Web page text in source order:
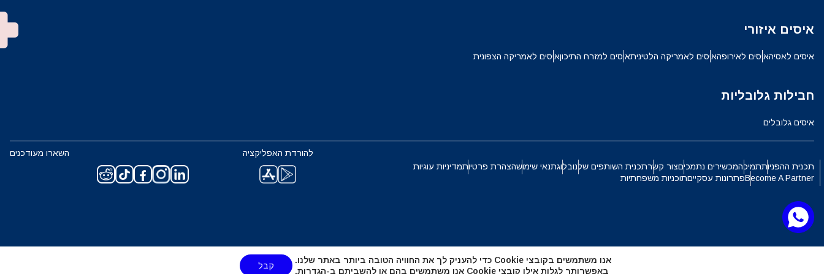
איסים איזורי
איסים לאסיהאיסים לאירופהאיסים לאמריקה הלטיניתאיסים למזרח התיכוןאיסים לאמריקה הצפונית
חבילות גלובליות
איסים גלובלים
תכנית ההפניותתמיכהמכשירים נתמכיםצור קשרתכנית השותפים שלנובלוגתנאי שימושהצהרת פרטיותמדיניות עוגיות
Become A Partnerפתרונות עסקייםתוכניות משפחתיות
להורדת האפליקציה השארו מעודכנים
简体中文
繁體中文
CAD - דולר קנדי
CHF - פרנק שוויצרי NZD - דולר ניו זילנדי
אנו משתמשים בקובצי Cookie כדי להעניק לך את החוויה הטובה ביותר באתר שלנו.
באפשרותך לגלות אילו קובצי Cookie אנו משתמשים בהם או להשביתם ב-
הגדרות.
קבל